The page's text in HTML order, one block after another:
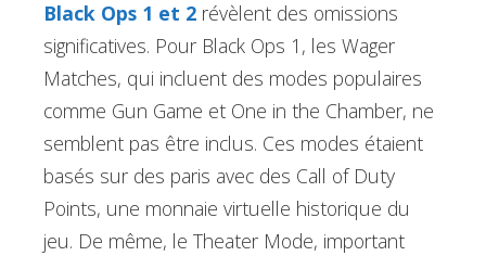
Black Ops 1 et 2 révèlent des omissions
significatives. Pour Black Ops 1, les Wager
Matches, qui incluent des modes populaires
comme Gun Game et One in the Chamber, ne
semblent pas être inclus. Ces modes étaient
basés sur des paris avec des Call of Duty
Points, une monnaie virtuelle historique du
jeu. De même, le Theater Mode, important